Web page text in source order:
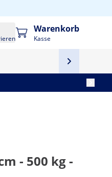
Warenkorb
Kasse
- 500 kg -